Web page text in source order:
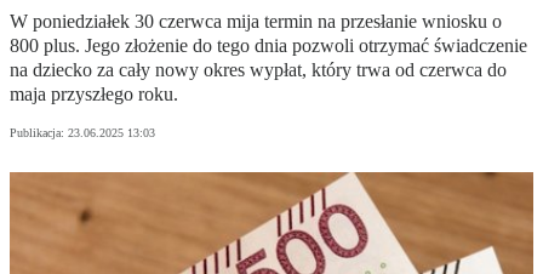
W poniedziałek 30 czerwca mija termin na przesłanie wniosku o
800 plus. Jego złożenie do tego dnia pozwoli otrzymać świadczenie
na dziecko za cały nowy okres wypłat, który trwa od czerwca do
maja przyszłego roku.
Publikacja: 23.06.2025 13:03